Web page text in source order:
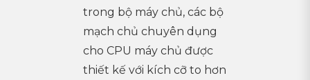
trong bộ máy chủ, các bộ
mạch chủ chuyên dụng
cho CPU máy chủ được
thiết kế với kích cỡ to hơn